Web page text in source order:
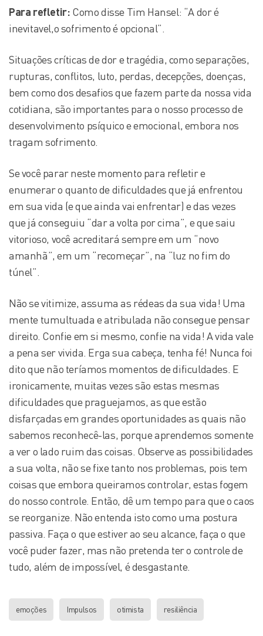
Para refletir: Como disse Tim Hansel: “A dor é
inevitavel,o sofrimento é opcional”.
Situações críticas de dor e tragédia, como separações,
rupturas, conflitos, luto, perdas, decepções, doenças,
bem como dos desafios que fazem parte da nossa vida
cotidiana, são importantes para o nosso processo de
desenvolvimento psíquico e emocional, embora nos
tragam sofrimento.
Se você parar neste momento para refletir e
enumerar o quanto de dificuldades que já enfrentou
em sua vida (e que ainda vai enfrentar) e das vezes
que já conseguiu “dar a volta por cima”, e que saiu
vitorioso, você acreditará sempre em um “novo
amanhã”, em um “recomeçar”, na “luz no fim do
túnel”.
Não se vitimize, assuma as rédeas da sua vida! Uma
mente tumultuada e atribulada não consegue pensar
direito. Confie em si mesmo, confie na vida! A vida vale
a pena ser vivida. Erga sua cabeça, tenha fé! Nunca foi
dito que não teríamos momentos de dificuldades. E
ironicamente, muitas vezes são estas mesmas
dificuldades que praguejamos, as que estão
disfarçadas em grandes oportunidades as quais não
sabemos reconhecê-las, porque aprendemos somente
a ver o lado ruim das coisas. Observe as possibilidades
a sua volta, não se fixe tanto nos problemas, pois tem
coisas que embora queiramos controlar, estas fogem
do nosso controle. Então, dê um tempo para que o caos
se reorganize. Não entenda isto como uma postura
passiva. Faça o que estiver ao seu alcance, faça o que
você puder fazer, mas não pretenda ter o controle de
tudo, além de impossível, é desgastante.
emoções Impulsos otimista resiliência